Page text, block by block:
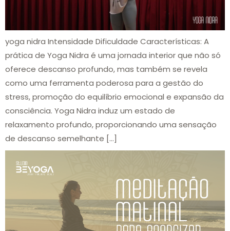
yoga nidra Intensidade Dificuldade Características: A
prática de Yoga Nidra é uma jornada interior que não só
oferece descanso profundo, mas também se revela
como uma ferramenta poderosa para a gestão do
stress, promoção do equilíbrio emocional e expansão da
consciência. Yoga Nidra induz um estado de
relaxamento profundo, proporcionando uma sensação
de descanso semelhante […]